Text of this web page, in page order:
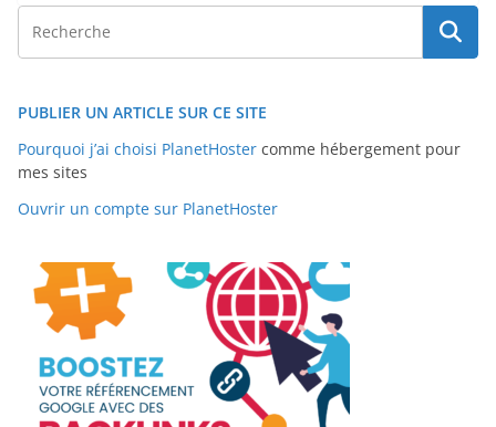
PUBLIER UN ARTICLE SUR CE SITE
Pourquoi j’ai choisi PlanetHoster comme hébergement pour
mes sites
Ouvrir un compte sur PlanetHoster